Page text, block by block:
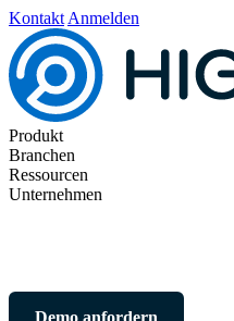
Kontakt Anmelden
Produkt
Branchen
Ressourcen
Unternehmen